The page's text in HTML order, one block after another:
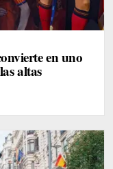
en uno
altas